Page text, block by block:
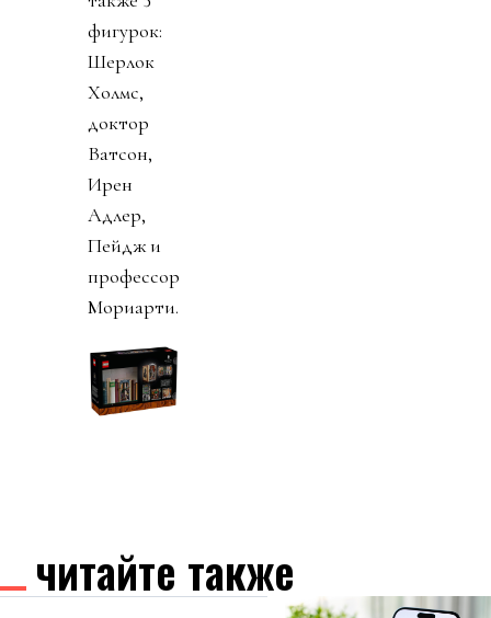
фигурок:
Шерлок
Холмс,
доктор
Ватсон,
Ирен
Адлер,
Пейдж и
профессор
Мориарти.
читайте также